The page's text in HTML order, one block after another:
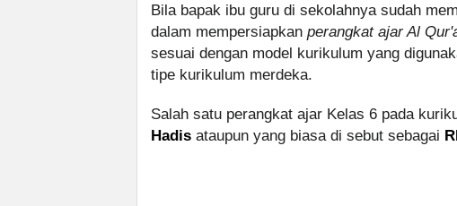
Bila bapak ibu guru di sekolahnya sudah
dalam mempersiapkan perangkat ajar Al
sesuai dengan model kurikulum yang
tipe kurikulum merdeka.
Salah satu perangkat ajar Kelas 6 pada
Hadis ataupun yang biasa di sebut sebagai